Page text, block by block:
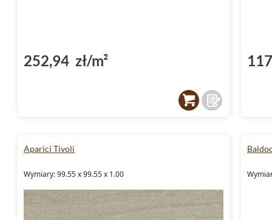
252,94 zł/m²
Aparici Tivoli
Wymiary: 99.55 x 99.55 x 1.00